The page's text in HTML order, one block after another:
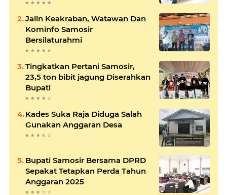
Jalin Keakraban, Watawan Dan
Kominfo Samosir
Bersilaturahmi
Tingkatkan Pertani Samosir,
23,5 ton bibit jagung Diserahkan
Bupati
Kades Suka Raja Diduga Salah
Gunakan Anggaran Desa
Bupati Samosir Bersama DPRD
Sepakat Tetapkan Perda Tahun
Anggaran 2025